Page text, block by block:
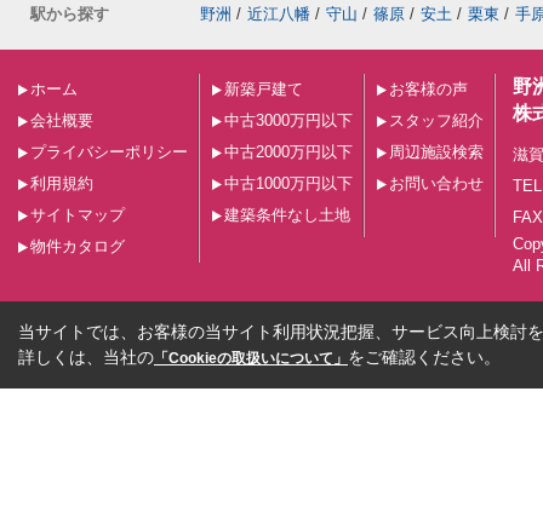
駅から探す
野洲 / 近江八幡 / 守山 / 篠原 / 安土 / 栗東 / 手
ホーム
会社概要
プライバシーポリシー
利用規約
サイトマップ
物件カタログ
新築戸建て
中古3000万円以下
中古2000万円以下
中古1000万円以下
建築条件なし土地
お客様の声
スタッフ紹介
周辺施設検索
お問い合わせ
野
株
滋
All
当サイトでは、お客様の当サイト利用状況把握、サービス向上検討
詳しくは、当社の 「Cookieの取扱いについて」 をご確認ください。